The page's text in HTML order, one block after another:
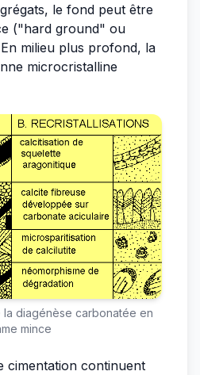
le fond peut être
("hard ground" ou
milieu plus profond, la
microcristalline
la diagénèse carbonatée en
mince
cimentation continuent